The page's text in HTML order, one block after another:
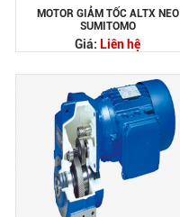
MOTOR GIẢM TỐC ALTX NEO
SUMITOMO
Giá: Liên hệ